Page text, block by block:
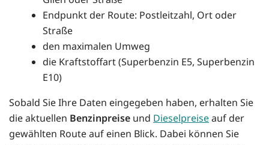
Endpunkt der Route: Postleitzahl, Ort oder
Straße
den maximalen Umweg
die Kraftstoffart (Superbenzin E5, Superbenzin
E10)
Sobald Sie Ihre Daten eingegeben haben, erhalten Sie
die aktuellen Benzinpreise und Dieselpreiseauf der
gewählten Route auf einen Blick. Dabei können Sie